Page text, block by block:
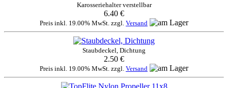
Karosseriehalter verstellbar
6.40 €
Preis inkl. 19.00% MwSt. zzgl. Versand
Staubdeckel, Dichtung
2.50 €
Preis inkl. 19.00% MwSt. zzgl. Versand